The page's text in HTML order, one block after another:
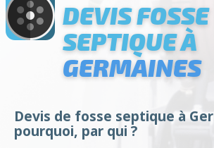
DEVIS FOSSE
SEPTIQUE À
GERMAINES
Devis de fosse septique à
pourquoi, par qui ?